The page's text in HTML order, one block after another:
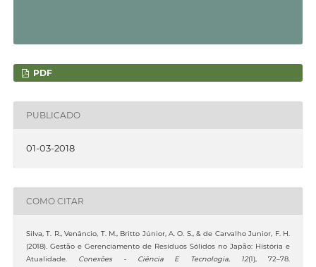
PDF
PUBLICADO
01-03-2018
COMO CITAR
Silva, T. R., Venâncio, T. M., Britto Júnior, A. O. S., & de Carvalho Junior, F. H.
(2018). Gestão e Gerenciamento de Resíduos Sólidos no Japão: História e
Atualidade. Conexões - Ciência E Tecnologia, 12(1), 72–78.